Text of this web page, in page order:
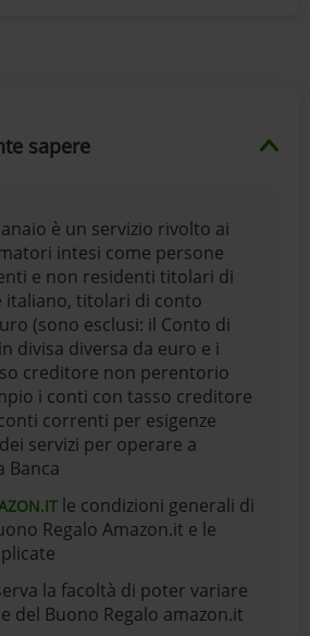
sapere
è un servizio rivolto ai
intesi come persone
e non residenti titolari di
italiano, titolari di conto
(sono esclusi: il Conto di
divisa diversa da euro e i
creditore non perentorio
i conti con tasso creditore
correnti per esigenze
servizi per operare a
Banca
le condizioni generali di
Regalo Amazon.it e le
la facoltà di poter variare
del Buono Regalo amazon.it